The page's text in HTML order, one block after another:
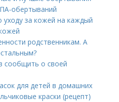
обертываний
за кожей на каждый
родственникам. А
сообщить о своей
для детей в домашних
краски (рецепт)